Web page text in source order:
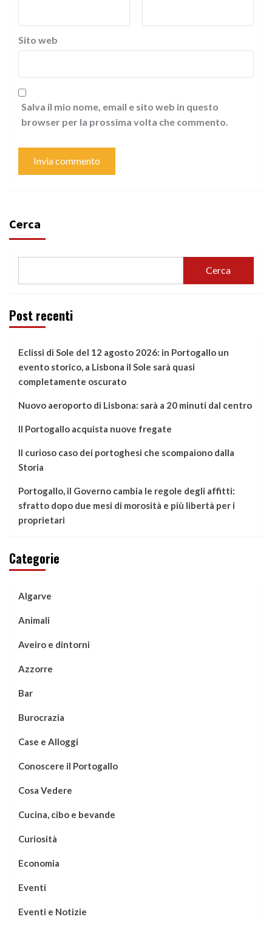
Sito web
Salva il mio nome, email e sito web in questo
browser per la prossima volta che commento.
Cerca
Cerca
Post recenti
Eclissi di Sole del 12 agosto 2026: in Portogallo un
evento storico, a Lisbona il Sole sarà quasi
completamente oscurato
Nuovo aeroporto di Lisbona: sarà a 20 minuti dal centro
Il Portogallo acquista nuove fregate
Il curioso caso dei portoghesi che scompaiono dalla
Storia
Portogallo, il Governo cambia le regole degli affitti:
sfratto dopo due mesi di morosità e più libertà per i
proprietari
Categorie
Algarve
Animali
Aveiro e dintorni
Azzorre
Bar
Burocrazia
Case e Alloggi
Conoscere il Portogallo
Cosa Vedere
Cucina, cibo e bevande
Curiosità
Economia
Eventi
Eventi e Notizie